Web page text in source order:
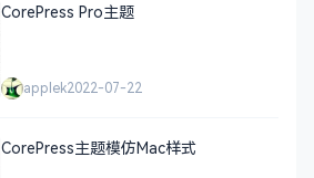
CorePress Pro主题
applek2022-07-22
CorePress主题模仿Mac样式